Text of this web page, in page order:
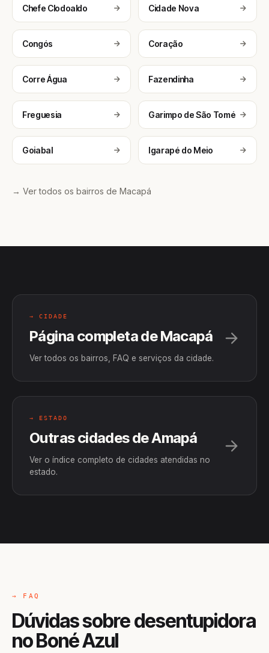
Chefe Clodoaldo Cidade Nova
Congós Coração
Corre Água Fazendinha
Freguesia Garimpo de São Tomé
Goiabal Igarapé do Meio
→ Ver todos os bairros de Macapá
→ CIDADE
Página completa de Macapá
Ver todos os bairros, FAQ e serviços da cidade.
→ ESTADO
Outras cidades de Amapá
Ver o índice completo de cidades atendidas no
estado.
→ FAQ
Dúvidas sobre desentupidora
no Boné Azul